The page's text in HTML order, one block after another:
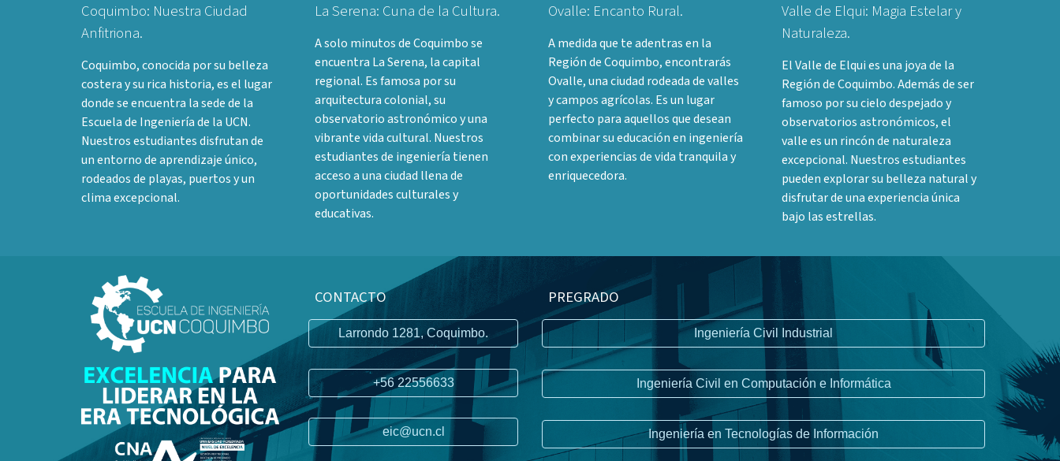
Coquimbo: Nuestra Ciudad
Anfitriona.
Coquimbo, conocida por su belleza
costera y su rica historia, es el lugar
donde se encuentra la sede de la
Escuela de Ingeniería de la UCN.
Nuestros estudiantes disfrutan de
un entorno de aprendizaje único,
rodeados de playas, puertos y un
clima excepcional.
La Serena: Cuna de la Cultura.
A solo minutos de Coquimbo se
encuentra La Serena, la capital
regional. Es famosa por su
arquitectura colonial, su
observatorio astronómico y una
vibrante vida cultural. Nuestros
estudiantes de ingeniería tienen
acceso a una ciudad llena de
oportunidades culturales y
educativas.
Ovalle: Encanto Rural.
A medida que te adentras en la
Región de Coquimbo, encontrarás
Ovalle, una ciudad rodeada de valles
y campos agrícolas. Es un lugar
perfecto para aquellos que desean
combinar su educación en ingeniería
con experiencias de vida tranquila y
enriquecedora.
Valle de Elqui: Magia Estelar y
Naturaleza.
El Valle de Elqui es una joya de la
Región de Coquimbo. Además de ser
famoso por su cielo despejado y
observatorios astronómicos, el
valle es un rincón de naturaleza
excepcional. Nuestros estudiantes
pueden explorar su belleza natural y
disfrutar de una experiencia única
bajo las estrellas.
CONTACTO
Larrondo 1281, Coquimbo.
+56 22556633
eic@ucn.cl
PREGRADO
Ingeniería Civil Industrial
Ingeniería Civil en Computación e Informática
Ingeniería en Tecnologías de Información